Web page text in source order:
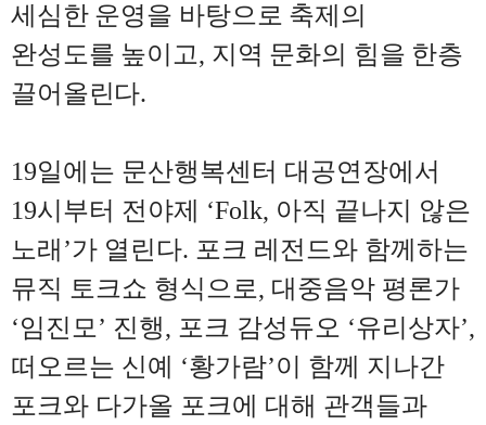
세심한 운영을 바탕으로 축제의
완성도를 높이고, 지역 문화의 힘을 한층
끌어올린다.
19일에는 문산행복센터 대공연장에서
19시부터 전야제 ‘Folk, 아직 끝나지 않은
노래 ’가 열린다. 포크 레전드와 함께하는
뮤직 토크쇼 형식으로, 대중음악 평론가
‘임진모 ’ 진행, 포크 감성듀오 ‘유리상자’,
떠오르는 신예 ‘황가람’이 함께 지나간
포크와 다가올 포크에 대해 관객들과